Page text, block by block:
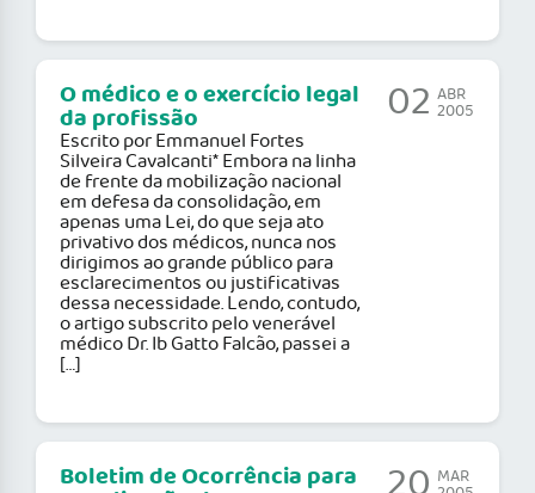
O médico e o exercício legal
da profissão
Escrito por Emmanuel Fortes
Silveira Cavalcanti* Embora na linha
de frente da mobilização nacional
em defesa da consolidação, em
apenas uma Lei, do que seja ato
privativo dos médicos, nunca nos
dirigimos ao grande público para
esclarecimentos ou justificativas
dessa necessidade. Lendo, contudo,
o artigo subscrito pelo venerável
médico Dr. Ib Gatto Falcão, passei a
[…]
02 ABR
2005
Boletim de Ocorrência para MAR